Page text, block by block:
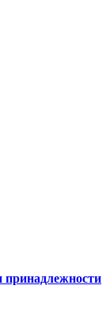
принадлежности